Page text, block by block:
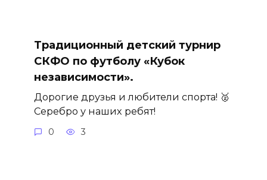
Традиционный детский турнир
СКФО по футболу «Кубок
независимости».
Дорогие друзья и любители спорта! 🥈
Серебро у наших ребят!
0 3